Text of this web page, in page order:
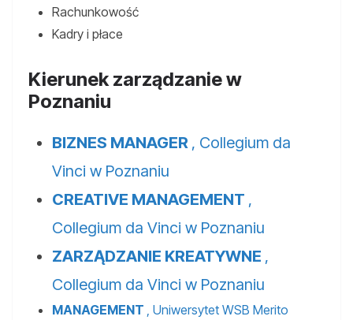
Rachunkowość
Kadry i płace
Kierunek zarządzanie w
Poznaniu
BIZNES MANAGER , Collegium da
Vinci w Poznaniu
CREATIVE MANAGEMENT ,
Collegium da Vinci w Poznaniu
ZARZĄDZANIE KREATYWNE ,
Collegium da Vinci w Poznaniu
MANAGEMENT , Uniwersytet WSB Merito